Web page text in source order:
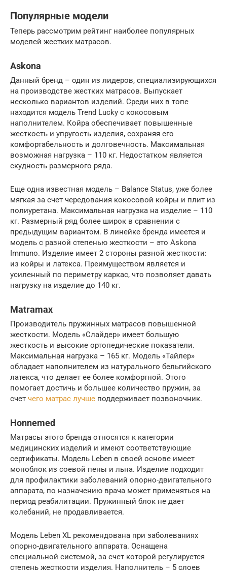
Популярные модели
Теперь рассмотрим рейтинг наиболее популярных
моделей жестких матрасов.
Askona
Данный бренд – один из лидеров, специализирующихся
на производстве жестких матрасов. Выпускает
несколько вариантов изделий. Среди них в топе
находится модель Trend Lucky с кокосовым
наполнителем. Койра обеспечивает повышенные
жесткость и упругость изделия, сохраняя его
комфортабельность и долговечность. Максимальная
возможная нагрузка – 110 кг. Недостатком является
скудность размерного ряда.
Еще одна известная модель – Balance Status, уже более
мягкая за счет чередования кокосовой койры и плит из
полиуретана. Максимальная нагрузка на изделие – 110
кг. Размерный ряд более широк в сравнении с
предыдущим вариантом. В линейке бренда имеется и
модель с разной степенью жесткости – это Askona
Immuno. Изделие имеет 2 стороны разной жесткости:
из койры и латекса. Преимуществом является и
усиленный по периметру каркас, что позволяет давать
нагрузку на изделие до 140 кг.
Matramax
Производитель пружинных матрасов повышенной
жесткости. Модель «Слайдер» имеет большую
жесткость и высокие ортопедические показатели.
Максимальная нагрузка – 165 кг. Модель «Тайлер»
обладает наполнителем из натурального бельгийского
латекса, что делает ее более комфортной. Этого
помогает достичь и большее количество пружин, за
счет чего матрас лучше поддерживает позвоночник.
Honnemed
Матрасы этого бренда относятся к категории
медицинских изделий и имеют соответствующие
сертификаты. Модель Leben в своей основе имеет
моноблок из соевой пены и льна. Изделие подходит
для профилактики заболеваний опорно-двигательного
аппарата, по назначению врача может применяться на
период реабилитации. Пружинный блок не дает
колебаний, не продавливается.
Модель Leben XL рекомендована при заболеваниях
опорно-двигательного аппарата. Оснащена
специальной системой, за счет которой регулируется
степень жесткости изделия. Наполнитель – 5 слоев